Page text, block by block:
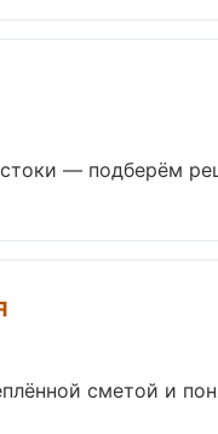
— подберём
сметой и